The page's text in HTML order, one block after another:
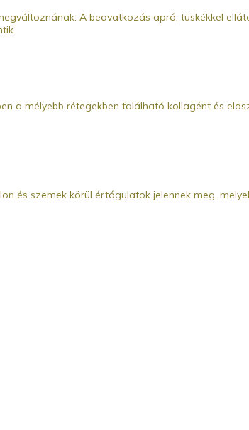
A beavatkozás apró, tüskékkel
a mélyebb rétegekben található kollagént és
és szemek körül értágulatok jelennek meg,